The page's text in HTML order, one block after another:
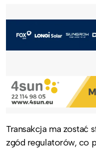
Transakcja ma zostać
zgód regulatorów, co